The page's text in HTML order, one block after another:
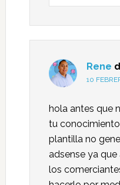
Rene
10
hola antes que
tu
plantilla no
adsense ya
los